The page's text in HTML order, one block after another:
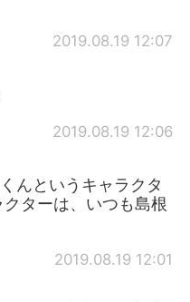
2019.08.19 12:07
2019.08.19 12:06
んというキャラクタ
ターは、いつも島根
2019.08.19 12:01